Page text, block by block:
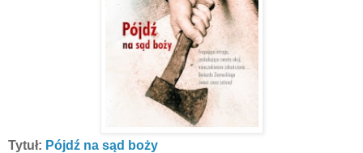
Tytuł: Pójdź na sąd boży